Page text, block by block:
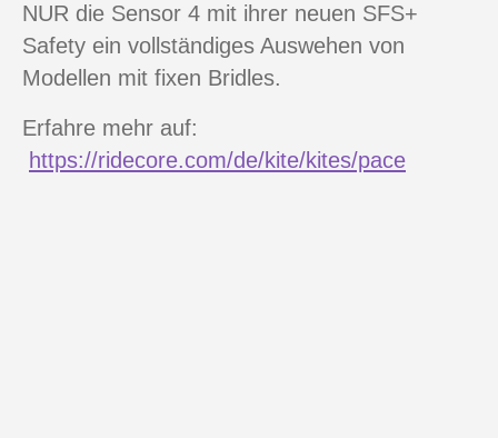
NUR die Sensor 4 mit ihrer neuen SFS+
Safety ein vollständiges Auswehen von
Modellen mit fixen Bridles.
Erfahre mehr auf:
https://ridecore.com/de/kite/kites/pace